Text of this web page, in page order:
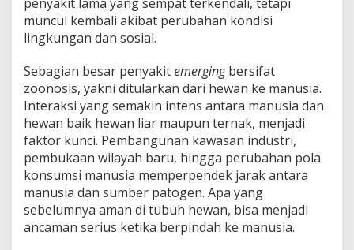
muncul kembali akibat perubahan kondisi
lingkungan dan sosial.
Sebagian besar penyakitemergingbersifat
zoonosis, yakni ditularkan dari hewan ke manusia.
Interaksi yang semakin intens antara manusia dan
hewan baik hewan liar maupun ternak, menjadi
faktor kunci. Pembangunan kawasan industri,
pembukaan wilayah baru, hingga perubahan pola
konsumsi manusia memperpendek jarak antara
manusia dan sumber patogen. Apa yang
sebelumnya aman di tubuh hewan, bisa menjadi
ancaman serius ketika berpindah ke manusia.